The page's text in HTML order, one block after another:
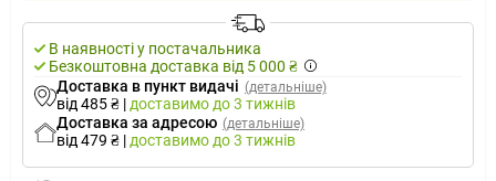
В наявності у постачальника
Безкоштовна доставка від 5 000 ₴
Доставка в пункт видачі (детальніше)
від 485 ₴ | доставимо до 3 тижнів
Доставка за адресою (детальніше)
від 479 ₴ | доставимо до 3 тижнів